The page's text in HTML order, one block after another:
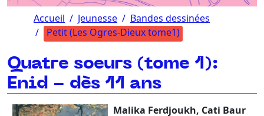
Accueil Jeunesse
Bandes dessinées
Petit (Les Ogres-Dieux tome1)
Quatre soeurs (tome 1):
Enid - dès 11 ans
Malika Ferdjoukh, Cati Baur